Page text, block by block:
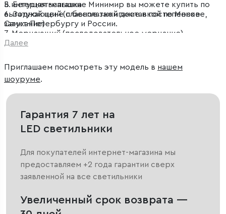
5. Бегущая вспышка
6. Затухающий (плавное зажигание и постепенное
затухание)
7. Мерцающий (последовательное мерцание)
8. Постоянный (статичное свечение)
В интернет-магазине Минимир вы можете купить по
выгодной цене с бесплатной доставкой по Москве,
Санкт-Петербургу и России.
Далее
Приглашаем посмотреть эту модель в нашем
шоуруме.
Гарантия 7 лет на
LED светильники
Для покупателей интернет-магазина мы
предоставляем +2 года гарантии сверх
заявленной на все светильники
Увеличенный срок возврата —